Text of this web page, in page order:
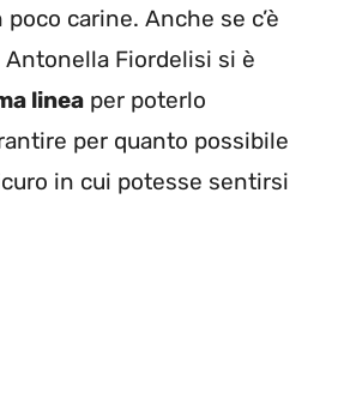
carine. Anche se c’è
Fiordelisi si è
linea per poterlo
per quanto possibile
in cui potesse sentirsi